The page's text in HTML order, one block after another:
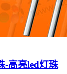
-高亮led灯珠